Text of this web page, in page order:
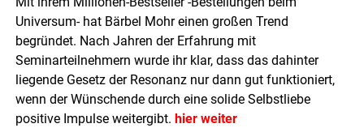
Universum- hat Bärbel Mohr einen großen Trend
begründet. Nach Jahren der Erfahrung mit
Seminarteilnehmern wurde ihr klar, dass das dahinter
liegende Gesetz der Resonanz nur dann gut funktioniert,
wenn der Wünschende durch eine solide Selbstliebe
positive Impulse weitergibt. hier weiter